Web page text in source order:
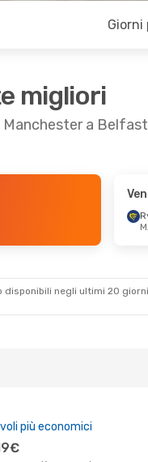
Giorni
migliori
a Belfast
disponibili negli ultimi 20
I voli più economici
19€